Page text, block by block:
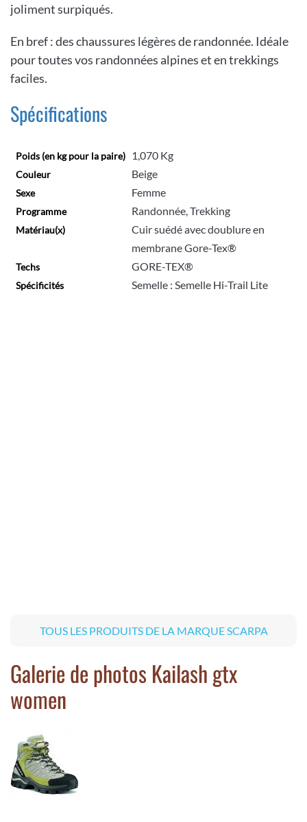
joliment surpiqués.
En bref : des chaussures légères de randonnée. Idéale
pour toutes vos randonnées alpines et en trekkings
faciles.
Spécifications
Poids (en kg pour la paire) 1,070 Kg
Couleur Beige
Sexe Femme
Programme Randonnée, Trekking
Matériau(x)
Cuir suédé avec doublure en
membrane Gore-Tex®
Techs GORE-TEX®
Spécificités Semelle : Semelle Hi-Trail Lite
TOUS LES PRODUITS DE LA MARQUE SCARPA
Galerie de photos Kailash gtx
women